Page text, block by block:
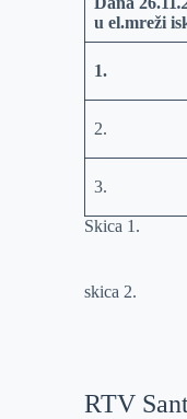
Au el.mreži
1.
2.
3.
Skica 1.
skica 2.
RTV